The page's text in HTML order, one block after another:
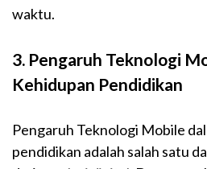
waktu.
3. Pengaruh Teknologi
Kehidupan Pendidikan
Pengaruh Teknologi Mobile
pendidikan adalah salah satu